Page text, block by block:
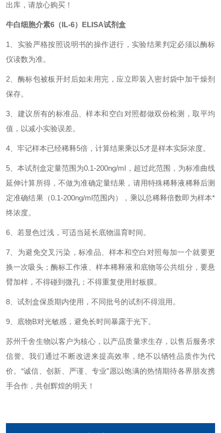
出库，请放心购买！
牛白细胞介素6（IL-6）ELISA试剂盒
1、实验严格按照说明书的操作进行，实验结果判定必须以酶标
仪读数为准。
2、酶标包被板开封后如未用完，应立即装入密封袋中加干燥剂
保存。
3、建议所有的标准品、样本和空白对照都做双份检测，取平均
值，以减小实验误差。
4、牢记样本已经稀释5倍，计算结果乘以5才是样本实际浓度。
5、本试剂盒定量范围为0.1-200ng/ml，超过此范围，为标准曲线
延伸计算所得，不做为准确定量结果，请用特殊稀释液稀释后测
定准确结果（0.1-200ng/ml范围内），乘以总稀释倍数即为样本*
终浓度。
6、若显色过浅，可适当延长底物温育时间。
7、为避免交叉污染，标准品、样本和空白对照每加一个就要更
换一次吸头；酶标工作液、样本稀释液和底物等公共组分，要悬
臂加样，不得碰到微孔；不得重复使用封板膜。
8、试剂盒保质期内使用，不同批号的试剂不得混用。
9、底物B对光敏感，避免长时间暴露于光下。
苏州千舍生物以客户为核心，以产品质量求生存，以售后服务求
信誉。我们通过不断改进来提高效率，绝不以牺牲品质作为代
价。“诚信、创新、严谨、专业”愿以饱满的热情期待各界朋友携
手合作，共创辉煌的明天！